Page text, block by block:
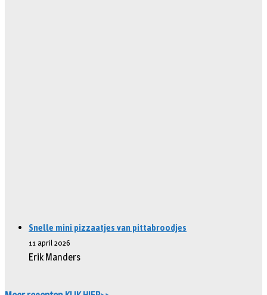
Snelle mini pizzaatjes van pittabroodjes
11 april 2026
Erik Manders